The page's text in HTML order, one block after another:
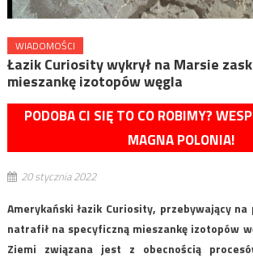
WIADOMOŚCI
Łazik Curiosity wykrył na Marsie
mieszankę izotopów węgla
PODOBA CI SIĘ TO CO ROBIMY?
MAGNA POLONIA!
20 stycznia 2022
Amerykański łazik Curiosity, przebywający
natrafił na specyficzną mieszankę izotopów
Ziemi związana jest z obecnością